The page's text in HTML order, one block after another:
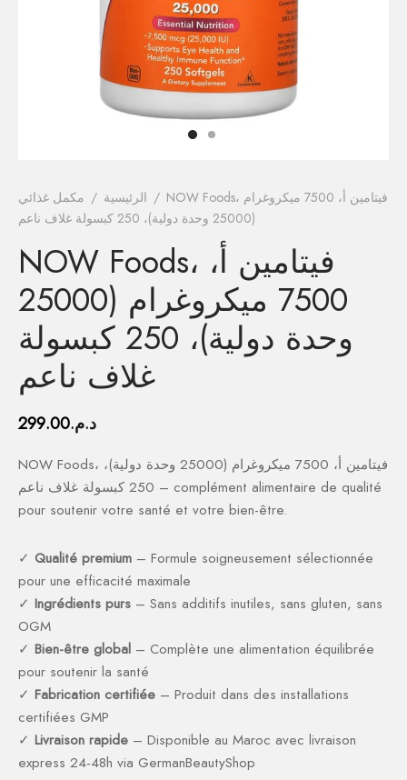
الرئيسية / مكمل غذائي / NOW Foods، فيتامين أ، 7500 ميكروغرام
(25000 وحدة دولية)، 250 كبسولة غلاف ناعم
NOW Foods، فيتامين أ،
7500 ميكروغرام (25000
وحدة دولية)، 250 كبسولة
غلاف ناعم
د.م.299.00
NOW Foods، فيتامين أ، 7500 ميكروغرام (25000 وحدة دولية)،
250 كبسولة غلاف ناعم – complément alimentaire de qualité
pour soutenir votre santé et votre bien-être.
✓ Qualité premium – Formule soigneusement sélectionnée
pour une efficacité maximale
✓ Ingrédients purs – Sans additifs inutiles, sans gluten, sans
OGM
✓ Bien-être global – Complète une alimentation équilibrée
pour soutenir la santé
✓ Fabrication certifiée – Produit dans des installations
certifiées GMP
✓ Livraison rapide – Disponible au Maroc avec livraison
express 24-48h via GermanBeautyShop